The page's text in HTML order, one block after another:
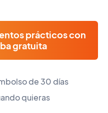
prácticos con
gratuita
de 30 días
quieras